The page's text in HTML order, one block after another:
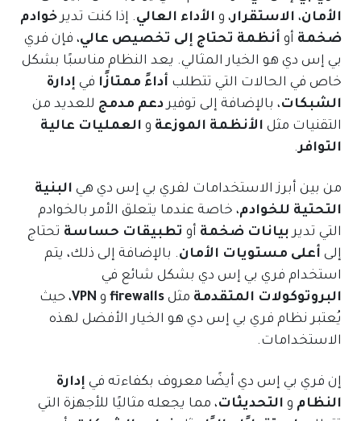
الأمان، الاستقرار، و الأداء العالي. إذا كنت تديرخوادم
ضخمة أو أنظمة تحتاج إلى تخصيص عالي، فإن فري
بي إس دي هو الخيار المثالي. يعد النظام مناسبًا بشكل
خاص في الحالات التي تتطلب أداءً ممتازًا في إدارة
الشبكات، بالإضافة إلى توفيردعم مدمج للعديد من
التقنيات مثل الأنظمة الموزعة و العمليات عالية
التوافر.
من بين أبرز الاستخدامات لفري بي إس دي هي البنية
التحتية للخوادم، خاصة عندما يتعلق الأمر بالخوادم
التي تديربيانات ضخمة أو تطبيقات حساسة تحتاج
إلى أعلى مستويات الأمان. بالإضافة إلى ذلك، يتم
استخدام فري بي إس دي بشكل شائع في
البروتوكولات المتقدمة مثل firewalls و VPN، حيث
يُعتبر نظام فري بي إس دي هو الخيار الأفضل لهذه
الاستخدامات.
إن فري بي إس دي أيضًا معروف بكفاءته في إدارة
النظام و التحديثات، مما يجعله مثاليًا للأجهزة التي